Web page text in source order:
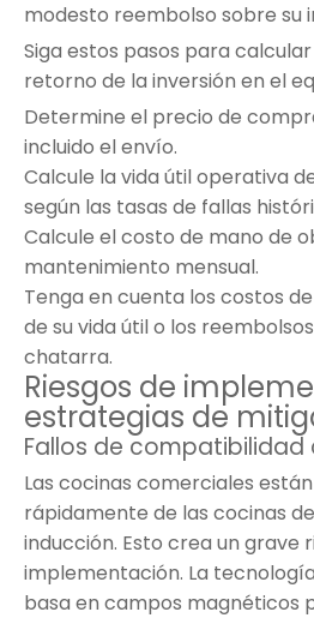
modesto reembolso sobre su
Siga estos pasos para
retorno de la inversión en el
Determine el precio de
incluido el envío.
Calcule la vida útil operativa
según las tasas de fallas
Calcule el costo de mano de
mantenimiento mensual.
Tenga en cuenta los costos
de su vida útil o los
chatarra.
Riesgos de
estrategias de
Fallos de compatibilidad
Las cocinas comerciales
rápidamente de las cocinas
inducción. Esto crea un grave
implementación. La
basa en campos magnéticos